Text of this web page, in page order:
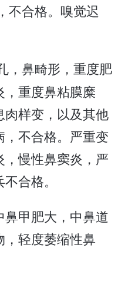
不合格。嗅觉迟
，鼻畸形，重度肥
，重度鼻粘膜糜
样变，以及其他
不合格。严重变
慢性鼻窦炎，严
合格。
甲肥大，中鼻道
轻度萎缩性鼻